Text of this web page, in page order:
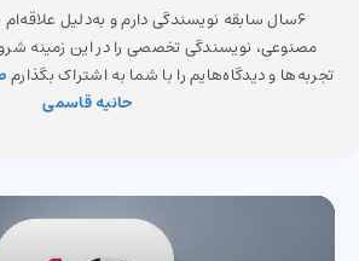
6سال سابقه نویسندگی دارم و به‌دلیل
مصنوعی، نویسندگی تخصصی را در این زمینه
تجربه‌ها و دیدگاه‌هایم را با شما به اشتراک بگذارم
حانیه قاسمی